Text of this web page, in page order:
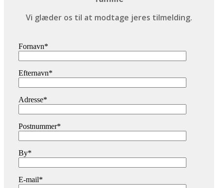
Vi glæder os til at modtage jeres tilmelding.
Fornavn*
Efternavn*
Adresse*
Postnummer*
By*
E-mail*